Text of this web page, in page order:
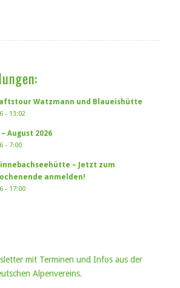
Watzmann und Blaueishütte
- 13:02
August 2026
- 7:00
– Jetzt zum
anmelden!
- 17:00
mit Terminen und Infos aus der
Alpenvereins.